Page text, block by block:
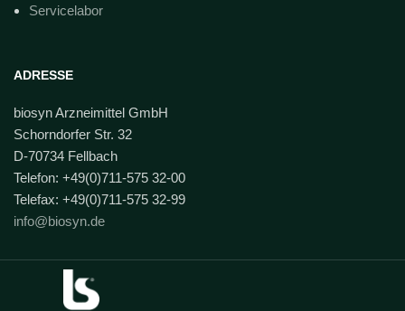
Servicelabor
ADRESSE
biosyn Arzneimittel GmbH
Schorndorfer Str. 32
D-70734 Fellbach
Telefon: +49(0)711-575 32-00
Telefax: +49(0)711-575 32-99
info@biosyn.de